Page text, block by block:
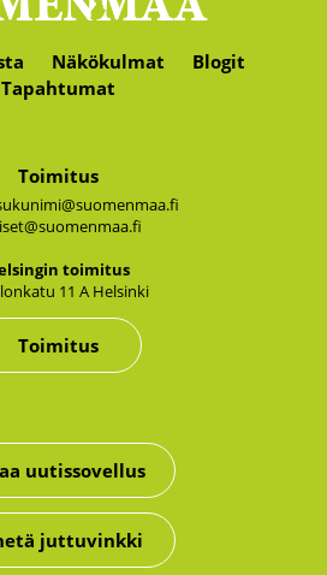
Näkökulmat
Blogit
Tapahtumat
Toimitus
toi­mi­tus
11 A Hel­sin­ki
Toimitus
uutissovellus
juttuvinkki